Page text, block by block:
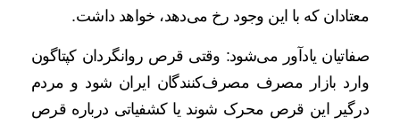
معتادان که با این وجود رخ می‌دهد، خواهد داشت.
صفاتیان یادآور می‌شود: وقتی قرص روانگردان کپتاگون
وارد بازار مصرف مصرف‌کنندگان ایران شود و مردم
درگیر این قرص محرک شوند یا کشفیاتی درباره قرص